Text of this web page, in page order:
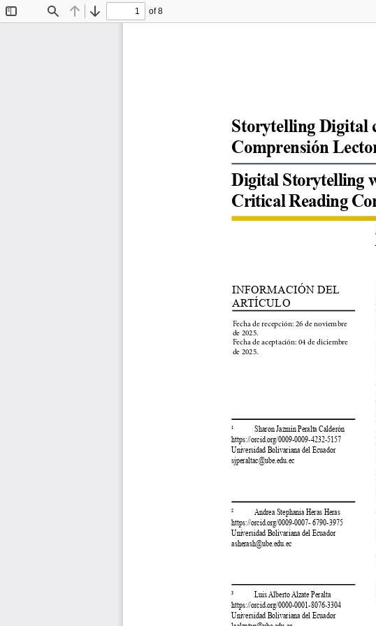
Find Previous
Next
of 8
INFORMACIÓN DEL
ARTÍCULO
Storytelling Digital
Comprensión
Digital Storytelling
Critical Reading
¹            Sharon Jazmín Peralta Calderón
https://orcid.org/0009-0009-4232-5157
Universidad Bolivariana del Ecuador
sjperaltac@ube.edu.ec
²            Andrea Stephania Heras Heras
https://orcid.org/0009-0007- 6790-3975
Universidad Bolivariana del Ecuador
asherash@ube.edu.ec
³            Luis Alberto Alzate Peralta
https://orcid.org/0000-0001-8076-3304
Universidad Bolivariana del Ecuador
Fecha de recepción: 26 de noviembre
de 2025.
Fecha de aceptación: 04 de diciembre
de 2025.